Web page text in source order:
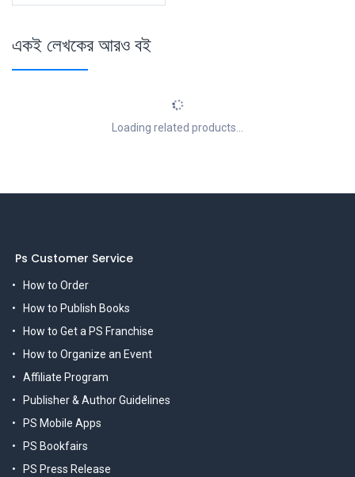
একই লেখকের আরও বই
Loading related products...
Ps Customer Service
How to Order
How to Publish Books
How to Get a PS Franchise
How to Organize an Event
Affiliate Program
Publisher & Author Guidelines
PS Mobile Apps
PS Bookfairs
PS Press Release